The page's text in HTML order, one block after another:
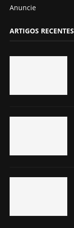
Anuncie
ARTIGOS RECENTES